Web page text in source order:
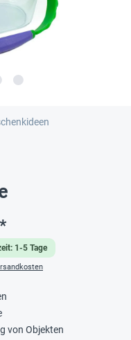
1-5 Tage
von Objekten